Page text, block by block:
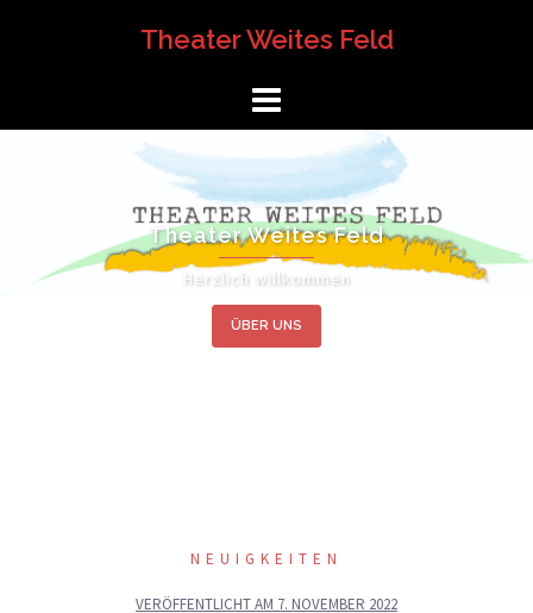
Theater Weites Feld
Theater Weites Feld
Herzlich willkommen
ÜBER UNS
NEUIGKEITEN
VERÖFFENTLICHT AM 7. NOVEMBER 2022